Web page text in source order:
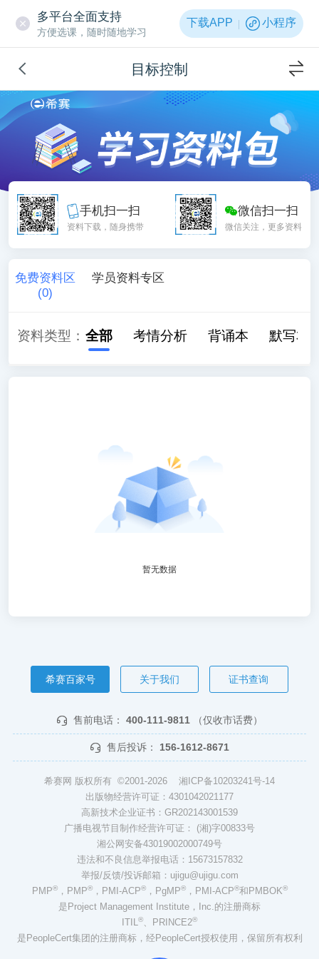
多平台全面支持
方便选课，随时随地学习
下载APP 小程序
目标控制
手机扫一扫
资料下载，随身携带
微信扫一扫
微信关注，更多资料
免费资料区
(0)
学员资料专区
资料类型： 全部 考情分析 背诵本 默写本
暂无数据
希赛百家号 关于我们 证书查询
售前电话： 400-111-9811 （仅收市话费）
售后投诉： 156-1612-8671
希赛网 版权所有 ©2001-2026 湘ICP备10203241号-14
出版物经营许可证：4301042021177
高新技术企业证书：GR202143001539
广播电视节目制作经营许可证： (湘)字00833号
湘公网安备43019002000749号
违法和不良信息举报电话：15673157832
举报/反馈/投诉邮箱：ujigu@ujigu.com
PMP®，PMP®，PMI-ACP®，PgMP®，PMI-ACP®和PMBOK®
是Project Management Institute，Inc.的注册商标
ITIL®、PRINCE2®
是PeopleCert集团的注册商标，经PeopleCert授权使用，保留所有权利